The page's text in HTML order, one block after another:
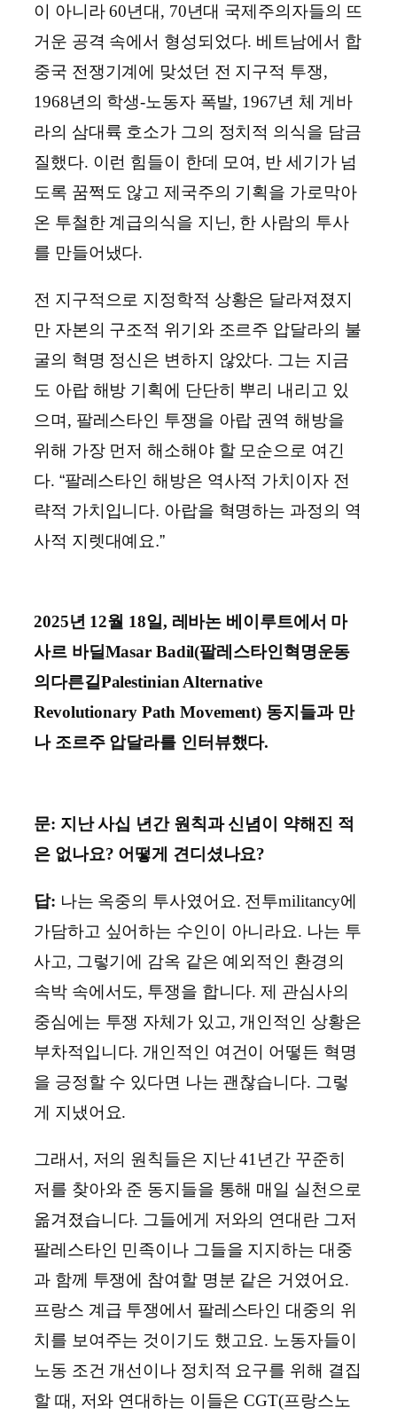
이 아니라 60년대, 70년대 국제주의자들의 뜨
거운 공격 속에서 형성되었다. 베트남에서 합
중국 전쟁기계에 맞섰던 전 지구적 투쟁,
1968년의 학생-노동자 폭발, 1967년 체 게바
라의 삼대륙 호소가 그의 정치적 의식을 담금
질했다. 이런 힘들이 한데 모여, 반 세기가 넘
도록 꿈쩍도 않고 제국주의 기획을 가로막아
온 투철한 계급의식을 지닌, 한 사람의 투사
를 만들어냈다.
전 지구적으로 지정학적 상황은 달라져졌지
만 자본의 구조적 위기와 조르주 압달라의 불
굴의 혁명 정신은 변하지 않았다. 그는 지금
도 아랍 해방 기획에 단단히 뿌리 내리고 있
으며, 팔레스타인 투쟁을 아랍 권역 해방을
위해 가장 먼저 해소해야 할 모순으로 여긴
다. “팔레스타인 해방은 역사적 가치이자 전
략적 가치입니다. 아랍을 혁명하는 과정의 역
사적 지렛대예요.”
2025년 12월 18일, 레바논 베이루트에서 마
사르 바딜Masar Badil(팔레스타인혁명운동
의다른길Palestinian Alternative
Revolutionary Path Movement) 동지들과 만
나 조르주 압달라를 인터뷰했다.
문: 지난 사십 년간 원칙과 신념이 약해진 적
은 없나요? 어떻게 견디셨나요?
답: 나는 옥중의 투사였어요. 전투militancy에
가담하고 싶어하는 수인이 아니라요. 나는 투
사고, 그렇기에 감옥 같은 예외적인 환경의
속박 속에서도, 투쟁을 합니다. 제 관심사의
중심에는 투쟁 자체가 있고, 개인적인 상황은
부차적입니다. 개인적인 여건이 어떻든 혁명
을 긍정할 수 있다면 나는 괜찮습니다. 그렇
게 지냈어요.
그래서, 저의 원칙들은 지난 41년간 꾸준히
저를 찾아와 준 동지들을 통해 매일 실천으로
옮겨졌습니다. 그들에게 저와의 연대란 그저
팔레스타인 민족이나 그들을 지지하는 대중
과 함께 투쟁에 참여할 명분 같은 거였어요.
프랑스 계급 투쟁에서 팔레스타인 대중의 위
치를 보여주는 것이기도 했고요. 노동자들이
노동 조건 개선이나 정치적 요구를 위해 결집
할 때, 저와 연대하는 이들은 CGT(프랑스노